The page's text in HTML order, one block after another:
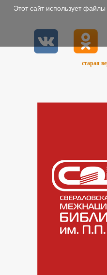
старая
Этот сайт использует